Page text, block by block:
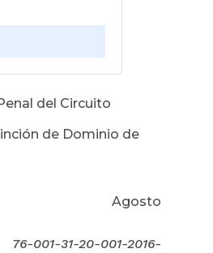
del Circuito
de Dominio de
76-001-31-20-001-2016-